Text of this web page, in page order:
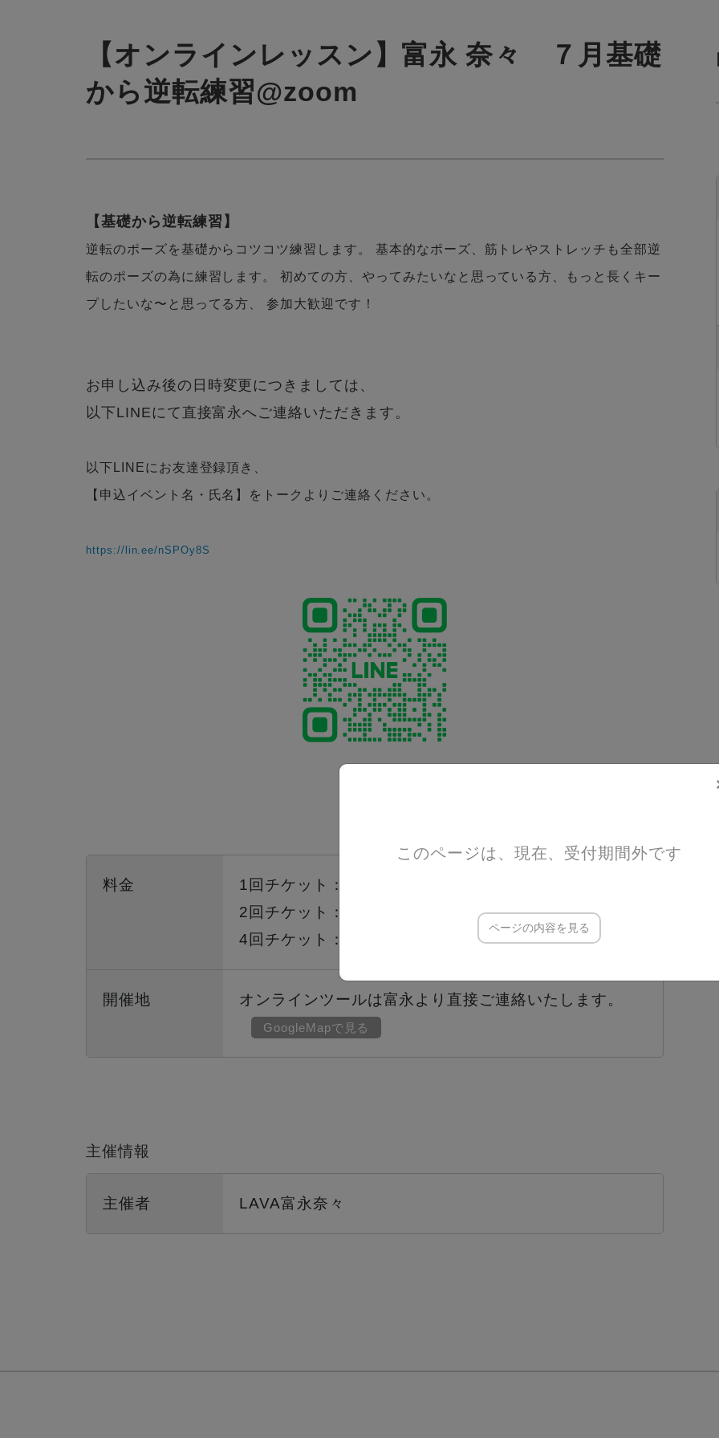
【オンラインレッスン】富永 奈々 ７月基礎
から逆転練習@zoom
【基礎から逆転練習】
逆転のポーズを基礎からコツコツ練習します。 基本的なポーズ、筋トレやストレッチも全部逆
転のポーズの為に練習します。 初めての方、やってみたいなと思っている方、もっと長くキー
プしたいな〜と思ってる方、 参加大歓迎です！
お申し込み後の日時変更につきましては、
以下LINEにて直接富永へご連絡いただきます。
以下LINEにお友達登録頂き、
【申込イベント名・氏名】をトークよりご連絡ください。
https://lin.ee/nSPOy8S
料金
1回チケット：2,500円
2回チケット：4,500円
4回チケット：9,000円
開催地 オンラインツールは富永より直接ご連絡いたします。
GoogleMapで見る
主催情報
主催者 LAVA富永奈々
このページは、現在、受付期間外です
ページの内容を見る